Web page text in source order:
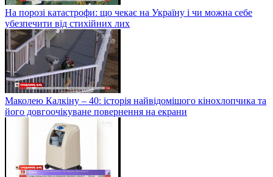
На порозі катастрофи: що чекає на Україну і чи можна себе
убезпечити від стихійних лих
Маколею Калкіну – 40: історія найвідомішого кінохлопчика та
його довгоочікуване повернення на екрани